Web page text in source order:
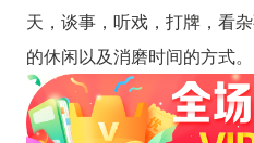
天，谈事，听戏，打牌，看
的休闲以及消磨时间的方式。